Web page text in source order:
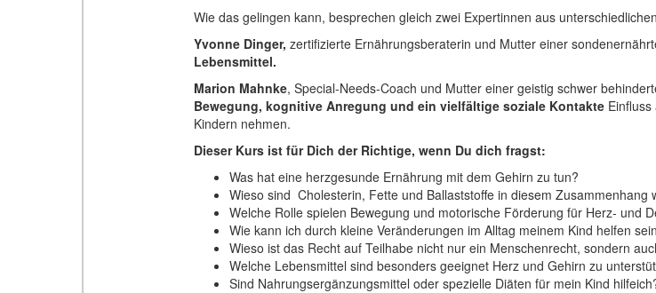
Wie das gelingen kann, besprechen gleich zwei Expertinnen aus
Yvonne Dinger, zertifizierte Ernährungsberaterin und Mutter einer
Lebensmittel.
Marion Mahnke, Special-Needs-Coach und Mutter einer geistig schwer
Bewegung, kognitive Anregung und ein vielfältige soziale Kontakte
Kindern nehmen.
Dieser Kurs ist für Dich der Richtige, wenn Du dich fragst:
Was hat eine herzgesunde Ernährung mit dem Gehirn zu tun?
Wieso sind Cholesterin, Fette und Ballaststoffe in diesem Zusammenhang
Welche Rolle spielen Bewegung und motorische Förderung für Herz- und
Wie kann ich durch kleine Veränderungen im Alltag meinem Kind helfen
Wieso ist das Recht auf Teilhabe nicht nur ein Menschenrecht, sondern
Welche Lebensmittel sind besonders geeignet Herz und Gehirn zu
Sind Nahrungsergänzungsmittel oder spezielle Diäten für mein Kind